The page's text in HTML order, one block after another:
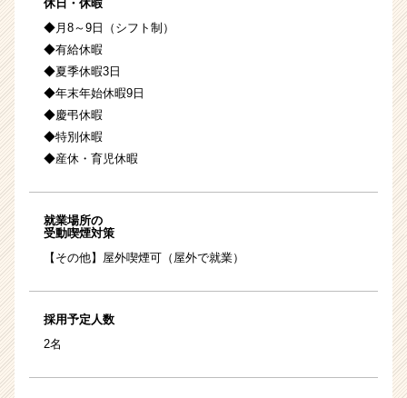
休日・休暇
◆月8～9日（シフト制）
◆有給休暇
◆夏季休暇3日
◆年末年始休暇9日
◆慶弔休暇
◆特別休暇
◆産休・育児休暇
就業場所の
受動喫煙対策
【その他】屋外喫煙可（屋外で就業）
採用予定人数
2名